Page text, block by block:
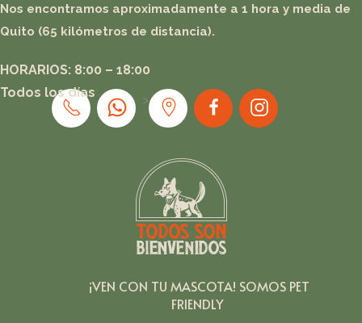
Nos encontramos aproximadamente a 1 hora y media de
Quito (65 kilómetros de distancia).
HORARIOS: 8:00 – 18:00
Todos los días
>
¡VEN CON TU MASCOTA! SOMOS PET
FRIENDLY